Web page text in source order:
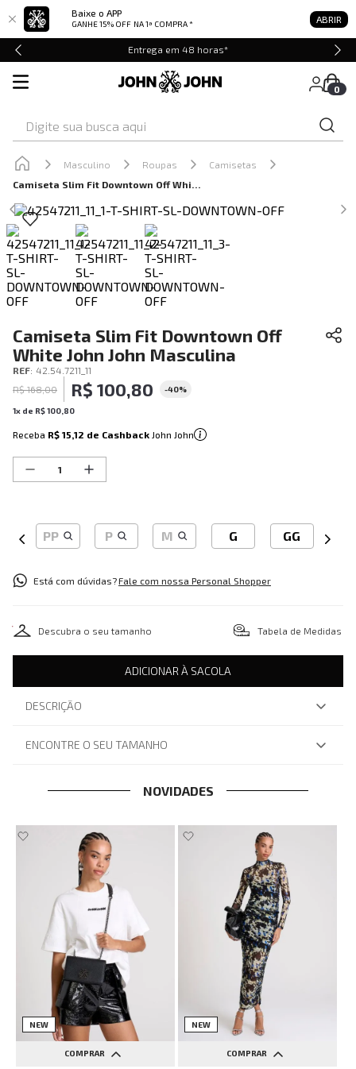
Baixe o APP
GANHE 15% OFF NA 1ª COMPRA * ABRIR
Entrega em 48 horas*
0
Masculino Roupas
Camisetas
Camiseta Slim Fit Downtown Off White John John Masculina
Camiseta Slim Fit Downtown Off
White John John Masculina
REF: 42.54.7211_11
R$ 168,00 R$ 100,80 -40%
1x de R$100 80
Receba R$ 15,12 de Cashback John John
PP P M G GG
Está com dúvidas?Fale com nossa Personal Shopper
Descubra o seu tamanho Tabela de Medidas
ADICIONAR À SACOLA
DESCRIÇÃO
ENCONTRE O SEU TAMANHO
NOVIDADES
NEW
COMPRAR
NEW
COMPRAR